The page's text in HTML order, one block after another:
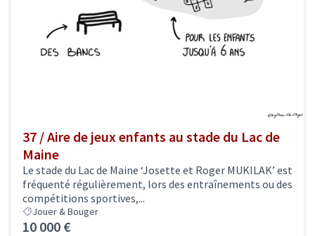
37 / Aire de jeux enfants au stade du Lac de
Maine
Le stade du Lac de Maine ‘Josette et Roger MUKILAK’ est
fréquenté régulièrement, lors des entraînements ou des
compétitions sportives,...
Jouer & Bouger
10 000 €